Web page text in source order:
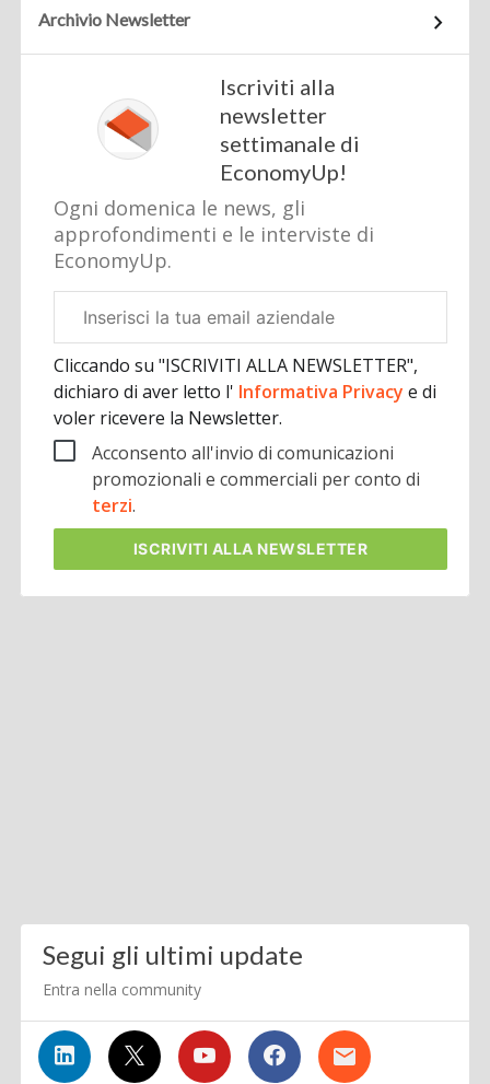
Archivio Newsletter
Iscriviti alla
newsletter
settimanale di
EconomyUp!
Ogni domenica le news, gli
approfondimenti e le interviste di
EconomyUp.
aziendale
Cliccando su "ISCRIVITI ALLA NEWSLETTER",
dichiaro di aver letto l' Informativa Privacye di
voler ricevere la Newsletter.
Acconsento all'invio di comunicazioni
promozionali e commerciali per conto di
terzi.
ISCRIVITI ALLA NEWSLETTER
Segui gli ultimi update
Entra nella community